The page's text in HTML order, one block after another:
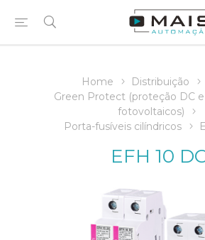
Home Distribuição
Green Protect (proteção DC
fotovoltaicos)
Porta-fusíveis cilíndricos
EFH 10